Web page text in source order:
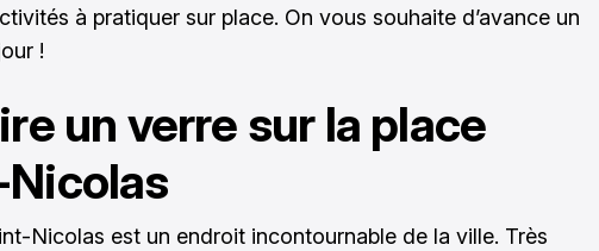
à pratiquer sur place. On vous souhaite d’avance un
!
un verre sur la place
Nicolas est un endroit incontournable de la ville. Très